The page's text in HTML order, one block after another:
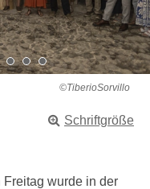
©TiberioSorvillo
Schriftgröße
Freitag wurde in der